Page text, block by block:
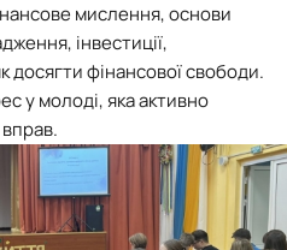
мислення, основи
інвестиції,
досягти фінансової свободи.
у молоді, яка активно